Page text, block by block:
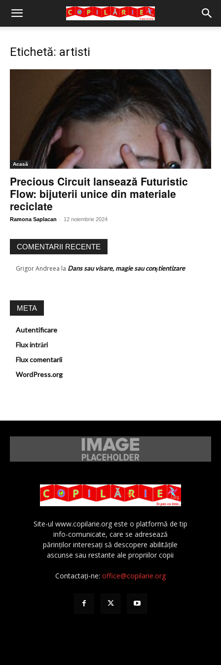
Copilărie.org
Etichetă: artisti
Acasă
Precious Circuit lansează Futuristic
Flow: bijuterii unice din materiale
reciclate
Ramona Saplacan - 12 noiembrie 2024
COMENTARII RECENTE
Grigor Andreea la Dans sau visare, magie sau conştientizare
META
Autentificare
Flux intrări
Flux comentarii
WordPress.org
Site-ul www.copilarie.org este o platformă de tip
info-comunicate, care se adresează
părinţilor interesaţi să descopere abilităţile
ascunse sau restante ale propriilor copii
Contactați-ne: office@copilarie.org